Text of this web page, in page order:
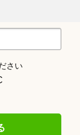
さい